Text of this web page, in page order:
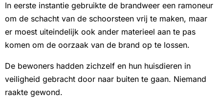
In eerste instantie gebruikte de brandweer een ramoneur
om de schacht van de schoorsteen vrij te maken, maar
er moest uiteindelijk ook ander materieel aan te pas
komen om de oorzaak van de brand op te lossen.
De bewoners hadden zichzelf en hun huisdieren in
veiligheid gebracht door naar buiten te gaan. Niemand
raakte gewond.